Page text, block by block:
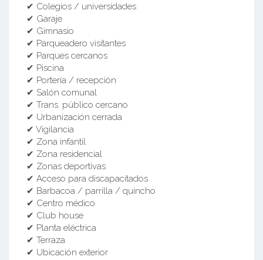
✔ Colegios / universidades
✔ Garaje
✔ Gimnasio
✔ Parqueadero visitantes
✔ Parques cercanos
✔ Piscina
✔ Portería / recepción
✔ Salón comunal
✔ Trans. público cercano
✔ Urbanización cerrada
✔ Vigilancia
✔ Zona infantil
✔ Zona residencial
✔ Zonas deportivas
✔ Acceso para discapacitados
✔ Barbacoa / parrilla / quincho
✔ Centro médico
✔ Club house
✔ Planta eléctrica
✔ Terraza
✔ Ubicación exterior